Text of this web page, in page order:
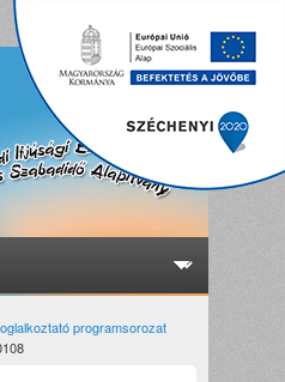
programsorozat